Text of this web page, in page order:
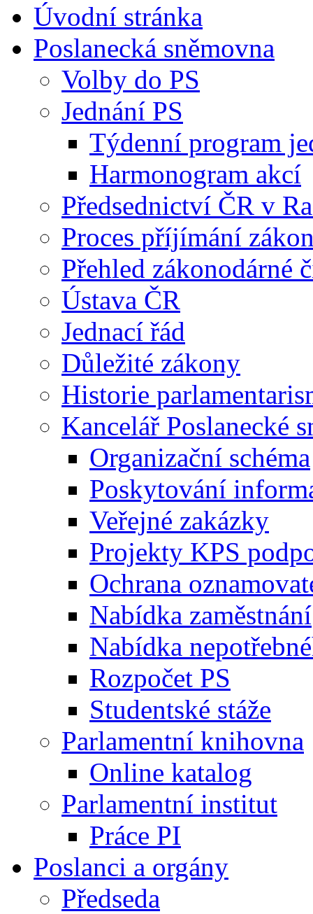
Úvodní stránka
Poslanecká sněmovna
Volby do PS
Jednání PS
Týdenní program
Harmonogram akcí
Předsednictví ČR v
Proces příjímání
Přehled zákonodárné
Ústava ČR
Jednací řád
Důležité zákony
Historie
Kancelář Poslanecké
Organizační schéma
Poskytování
Veřejné zakázky
Projekty KPS
Ochrana
Nabídka zaměstnání
Nabídka
Rozpočet PS
Studentské stáže
Parlamentní knihovna
Online katalog
Parlamentní institut
Práce PI
Poslanci a orgány
Předseda